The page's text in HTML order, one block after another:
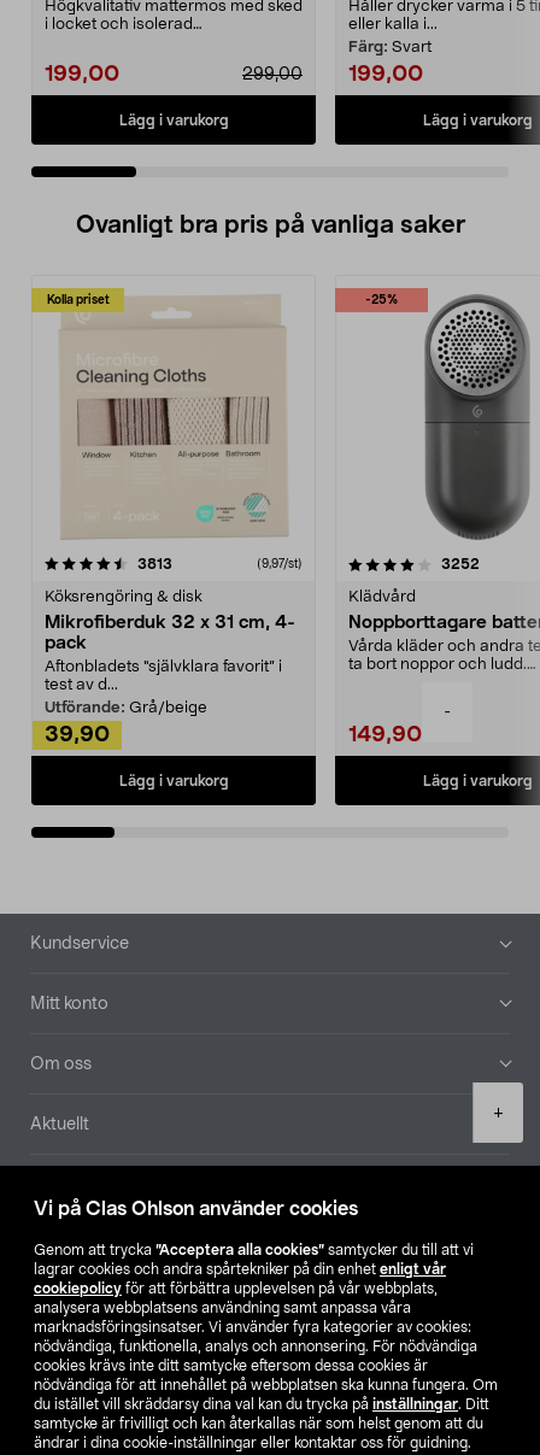
Vi på Clas Ohlson använder cookies
Genom att trycka ”Acceptera alla cookies” samtycker du till att vi
lagrar cookies och andra spårtekniker på din enhet enligt vår
cookiepolicy för att förbättra upplevelsen på vår webbplats,
analysera webbplatsens användning samt anpassa våra
marknadsföringsinsatser. Vi använder fyra kategorier av cookies:
nödvändiga, funktionella, analys och annonsering. För nödvändiga
cookies krävs inte ditt samtycke eftersom dessa cookies är
nödvändiga för att innehållet på webbplatsen ska kunna fungera. Om
du istället vill skräddarsy dina val kan du trycka på inställningar. Ditt
samtycke är frivilligt och kan återkallas när som helst genom att du
ändrar i dina cookie-inställningar eller kontaktar oss för guidning.
-
+
Högkvalitativ mattermos med sked
i locket och isolerad
199,00 299,00
Lägg i varukorg
Håller drycker varma i 5
eller kalla i...
Färg: Svart
199,00
Lägg i varukorg
Ovanligt bra pris på vanliga saker
Kolla priset
3813 (9,97/st)
Köksrengöring & disk
Mikrofiberduk 32 x 31 cm, 4-
pack
Aftonbladets "självklara favorit” i
test av d...
Utförande: Grå/beige
39,90
Lägg i varukorg
-25%
4.0av 5 stjärnor 3252
Klädvård
Noppborttagare
Vårda kläder och andra
ta bort noppor och ludd.
149,90
Lägg i varukorg
4.5av 5 stjärnor
Sidfot
Kundservice
Mitt konto
Om oss
Aktuellt
Hitta butik
SE NO FI